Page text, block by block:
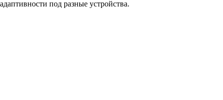
под разные устройства.